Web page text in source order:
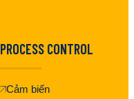
PROCESS CONTROL
Cảm biến